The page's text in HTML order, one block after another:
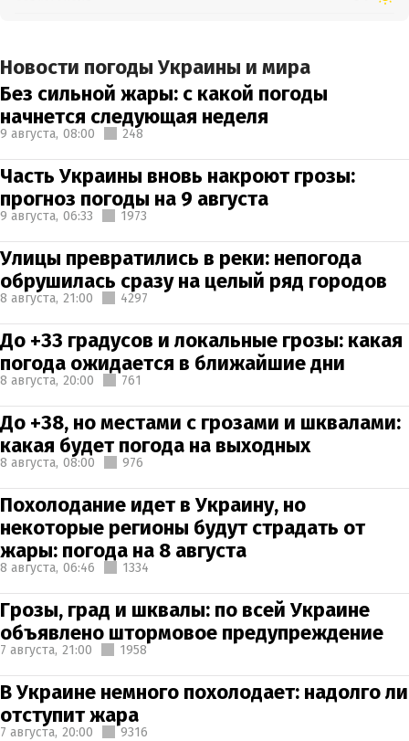
Новости погоды Украины и мира
Без сильной жары: с какой погоды
начнется следующая неделя
9 августа, 08:00 248
Часть Украины вновь накроют грозы:
прогноз погоды на 9 августа
9 августа, 06:33 1973
Улицы превратились в реки: непогода
обрушилась сразу на целый ряд городов
8 августа, 21:00 4297
До +33 градусов и локальные грозы: какая
погода ожидается в ближайшие дни
8 августа, 20:00 761
До +38, но местами с грозами и шквалами:
какая будет погода на выходных
8 августа, 08:00 976
Похолодание идет в Украину, но
некоторые регионы будут страдать от
жары: погода на 8 августа
8 августа, 06:46 1334
Грозы, град и шквалы: по всей Украине
объявлено штормовое предупреждение
7 августа, 21:00 1958
В Украине немного похолодает: надолго ли
отступит жара
7 августа, 20:00 9316